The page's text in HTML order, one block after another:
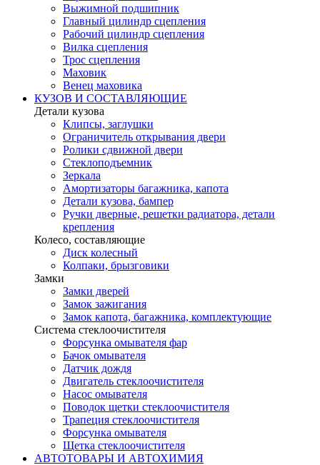
Выжимной подшипник
Главный цилиндр сцепления
Рабочий цилиндр сцепления
Вилка сцепления
Трос сцепления
Маховик
Венец маховика
КУЗОВ И СОСТАВЛЯЮЩИЕ
Детали кузова
Клипсы, заглушки
Ограничитель открывания двери
Ролики сдвижной двери
Стеклоподъемник
Зеркала
Амортизаторы багажника, капота
Детали кузова, бампер
Ручки дверные, решетки радиатора, детали
крепления
Колесо, составляющие
Диск колесный
Колпаки, брызговики
Замки
Замки дверей
Замок зажигания
Замок капота, багажника, комплектующие
Система стеклоочистителя
Форсунка омывателя фар
Бачок омывателя
Датчик дождя
Двигатель стеклоочистителя
Насос омывателя
Поводок щетки стеклоочистителя
Трапеция стеклоочистителя
Форсунка омывателя
Щетка стеклоочистителя
АВТОТОВАРЫ И АВТОХИМИЯ